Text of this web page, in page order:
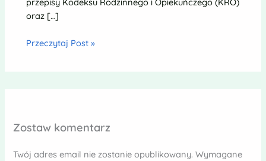
oraz […]
Przeczytaj Post »
Zostaw komentarz
Twój adres email nie zostanie opublikowany. Wymagane